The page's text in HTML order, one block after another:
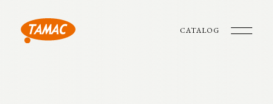
CATALOG